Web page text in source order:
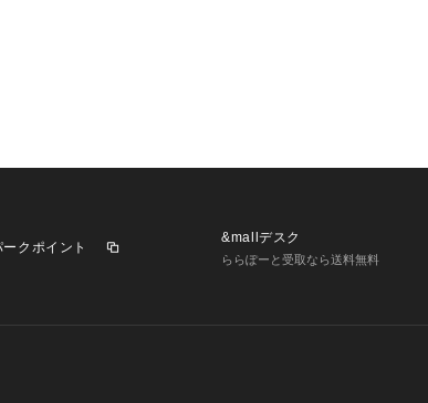
クポイント
&mallデスク
ららぽーと受取なら送料無料